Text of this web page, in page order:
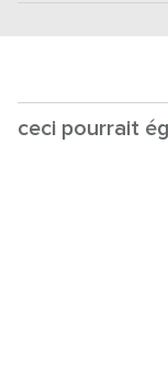
ceci pourrait